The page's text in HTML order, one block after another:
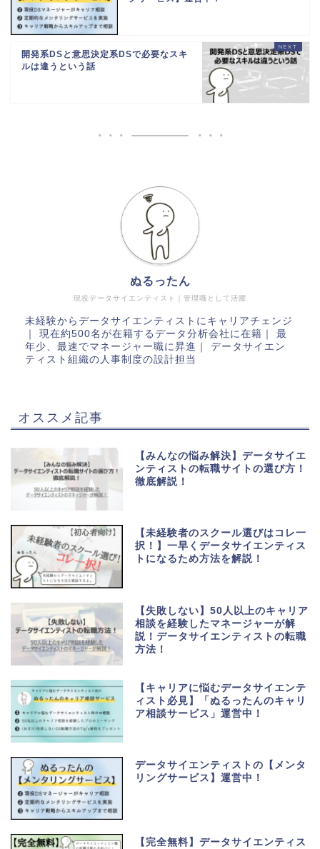
開発系DSと意思決定系DSで必要なスキ
ルは違うという話
現役データサイエンティスト｜管理職として活躍
ぬるったん
未経験からデータサイエンティストにキャリアチェンジ
｜ 現在約500名が在籍するデータ分析会社に在籍｜ 最
年少、最速でマネージャー職に昇進｜ データサイエン
ティスト組織の人事制度の設計担当
オススメ記事
【みんなの悩み解決】データサイエ
ンティストの転職サイトの選び方！
徹底解説！
【未経験者のスクール選びはコレ一
択！】一早くデータサイエンティス
トになるため方法を解説！
【失敗しない】50人以上のキャリア
相談を経験したマネージャーが解
説！データサイエンティストの転職
方法！
【キャリアに悩むデータサイエンテ
ィスト必見】「ぬるったんのキャリ
ア相談サービス」運営中！
データサイエンティストの【メンタ
リングサービス】運営中！
【完全無料】データサイエンティス